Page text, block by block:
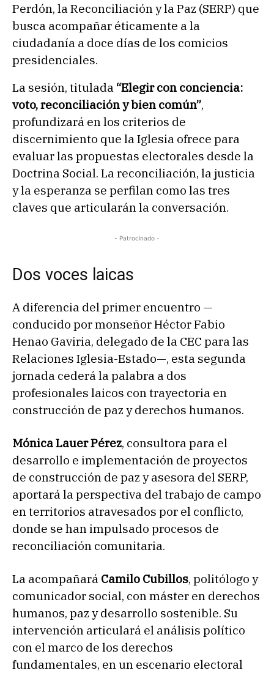
Perdón, la Reconciliación y la Paz (SERP) que
busca acompañar éticamente a la
ciudadanía a doce días de los comicios
presidenciales.
La sesión, titulada “Elegir con conciencia:
voto, reconciliación y bien común”,
profundizará en los criterios de
discernimiento que la Iglesia ofrece para
evaluar las propuestas electorales desde la
Doctrina Social. La reconciliación, la justicia
y la esperanza se perfilan como las tres
claves que articularán la conversación.
- Patrocinado -
Dos voces laicas
A diferencia del primer encuentro —
conducido por monseñor Héctor Fabio
Henao Gaviria, delegado de la CEC para las
Relaciones Iglesia-Estado—, esta segunda
jornada cederá la palabra a dos
profesionales laicos con trayectoria en
construcción de paz y derechos humanos.
Mónica Lauer Pérez, consultora para el
desarrollo e implementación de proyectos
de construcción de paz y asesora del SERP,
aportará la perspectiva del trabajo de campo
en territorios atravesados por el conflicto,
donde se han impulsado procesos de
reconciliación comunitaria.
La acompañará Camilo Cubillos, politólogo y
comunicador social, con máster en derechos
humanos, paz y desarrollo sostenible. Su
intervención articulará el análisis político
con el marco de los derechos
fundamentales, en un escenario electoral